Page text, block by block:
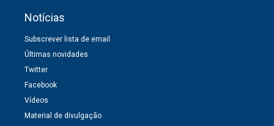
Notícias
Subscrever lista de email
Últimas novidades
Twitter
Facebook
Vídeos
Material de divulgação